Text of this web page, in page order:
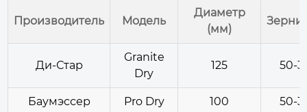
Производитель Модель
Диаметр
(мм)
Ди-Стар
Granite
Dry
125 50-
Баумэссер Pro Dry 100 50-